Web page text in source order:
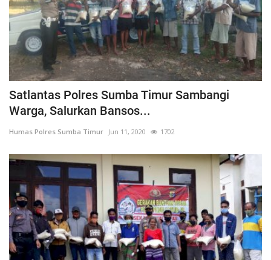
Satlantas Polres Sumba Timur Sambangi
Warga, Salurkan Bansos...
Humas Polres Sumba Timur Jun 11, 2020 1702